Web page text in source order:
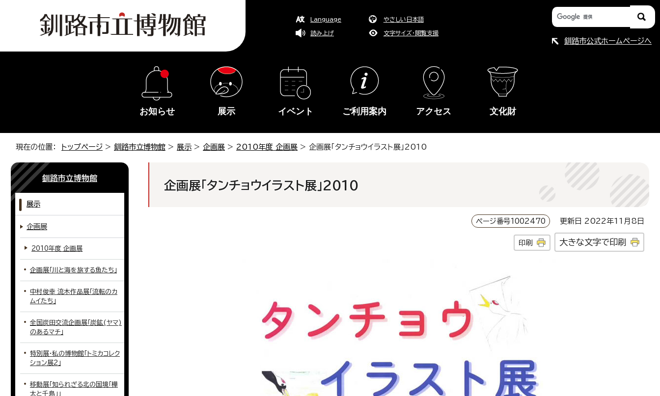
Language やさしい日本語
読み上げ 文字サイズ・閲覧支援
釧路市公式ホームページへ
お知らせ 展示 イベント ご利用案内 アクセス 文化財
現在の位置： トップページ > 釧路市立博物館 > 展示 > 企画展 > 2010年度 企画展 > 企画展「タンチョウイラスト展」2010
企画展「タンチョウイラスト展」2010
ページ番号1002470 更新日 2022年11月8日
印刷 大きな文字で印刷
釧路市立博物館
展示
企画展
2010年度 企画展
企画展「川と海を旅する魚たち」
中村俊幸 流木作品展「流転のカ
ムイたち」
全国炭田交流企画展「炭鉱(ヤマ)
のあるマチ」
特別展・私の博物館「トミカコレク
ション展2」
移動展「知られざる北の国境「樺
太と千島」」